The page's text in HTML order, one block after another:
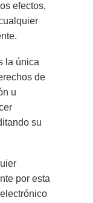
efectos,
la única
de
u
su
por esta